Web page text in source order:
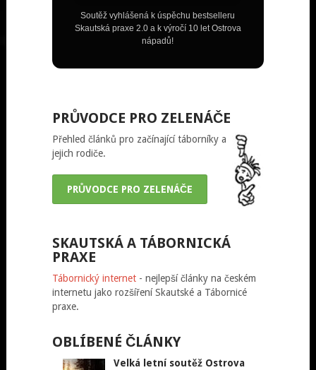
Soutěž vyhlášená k úspěchu bestselleru
Skautská praxe 2.0 a k výročí 10 let Ostrova
nápadů!
PRŮVODCE PRO ZELENÁČE
Přehled článků pro začínající táborníky a
jejich rodiče.
PRŮVODCE PRO ZELENÁČE
SKAUTSKÁ A TÁBORNICKÁ
PRAXE
Tábornický internet- nejlepší články na českém
internetu jako rozšíření Skautské a Tábornicé
praxe.
OBLÍBENÉ ČLÁNKY
Velká letní soutěž Ostrova